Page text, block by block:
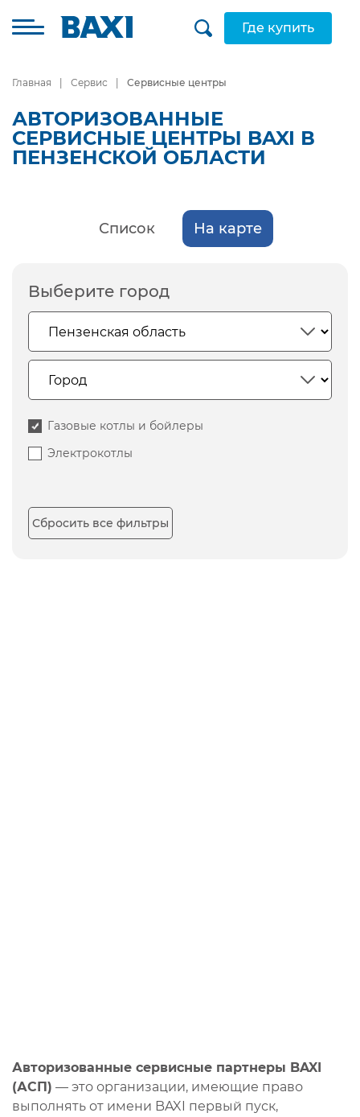
Где купить
Главная Сервис Сервисные центры
АВТОРИЗОВАННЫЕ
СЕРВИСНЫЕ ЦЕНТРЫ BAXI В
ПЕНЗЕНСКОЙ ОБЛАСТИ
Список На карте
Выберите город
Газовые котлы и бойлеры
Электрокотлы
Сбросить все фильтры
Авторизованные сервисные партнеры BAXI
(АСП) — это организации, имеющие право
выполнять от имени BAXI первый пуск,